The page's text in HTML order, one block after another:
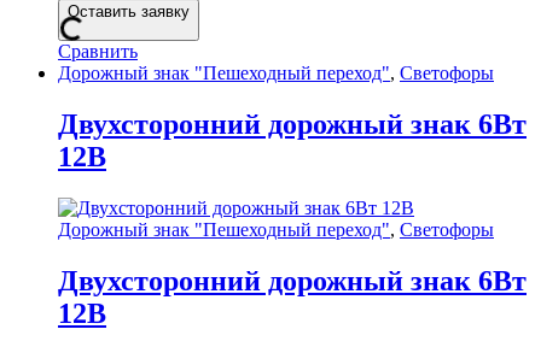
Оставить заявку
Сравнить
Дорожный знак "Пешеходный переход", Светофоры
Двухсторонний дорожный знак 6Вт
12В
Дорожный знак "Пешеходный переход", Светофоры
Двухсторонний дорожный знак 6Вт
12В